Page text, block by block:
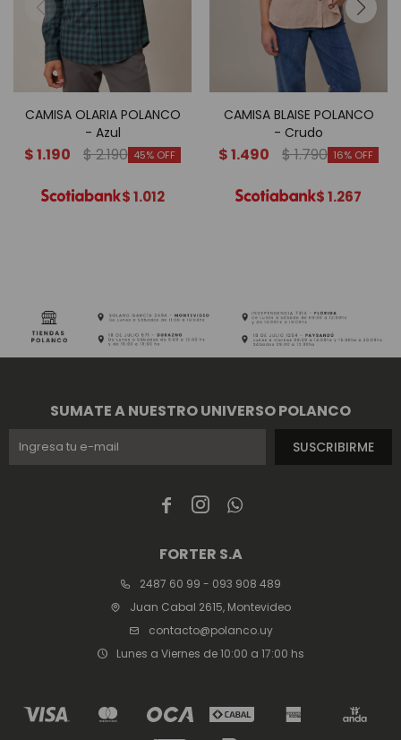
CAMISA OLARIA POLANCO
- Azul
$1.190 $2.190 45
$1.012
CAMISA BLAISE POLANCO
- Crudo
$1.490 $1.790 16
$1.267
  
FORTER S.A
2487 60 99 - 093 908 489
Juan Cabal 2615, Montevideo
contacto@polanco.uy
Lunes a Viernes de 10:00 a 17:00 hs
SUMATE A NUESTRO UNIVERSO POLANCO
SUSCRIBIRME